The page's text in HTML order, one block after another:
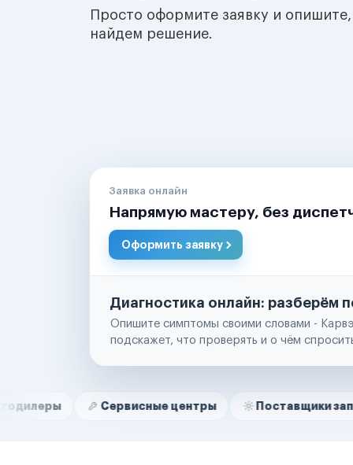
Просто оформите заявку и
найдем решение.
Заявка онлайн
Напрямую мастеру, без
Оформить заявку
Диагностика онлайн: разберём
Опишите симптомы своими словами -
подскажет, что проверять и о чём
Нам доверяют
Сервисные центры Поставщики запчастей
Маркетплейсы